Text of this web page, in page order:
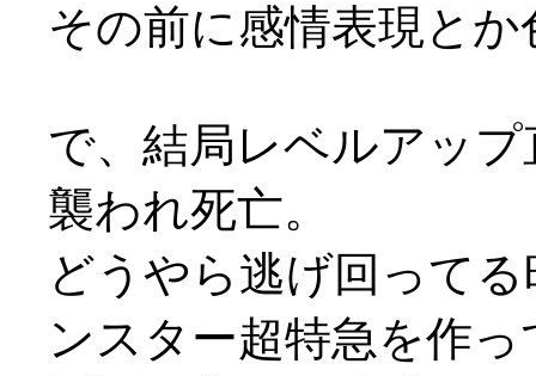
その前に感情表現と
で、結局レベルアッ
襲われ死亡。
どうやら逃げ回って
ンスター超特急を作